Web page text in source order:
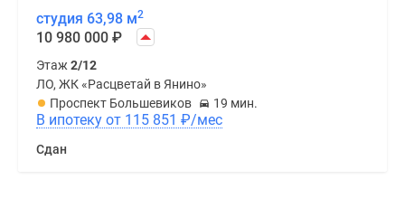
студия 63,98 м2
10 980 000 ₽
Этаж 2/12
ЛО, ЖК «Расцветай в Янино»
Проспект Большевиков
19 мин.
В ипотеку от 115 851 ₽/мес
Сдан